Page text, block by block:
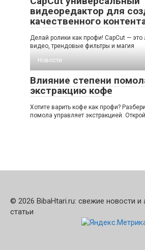
видеоредактор для
качественного
Делай ролики как профи! CapCut — это
видео, трендовые фильтры и магия
Новости
Влияние степени
экстракцию кофе
Хотите варить кофе как профи?
помола управляет экстракцией.
© 2026 BibaHtari.ru: свежие новости и
статьи